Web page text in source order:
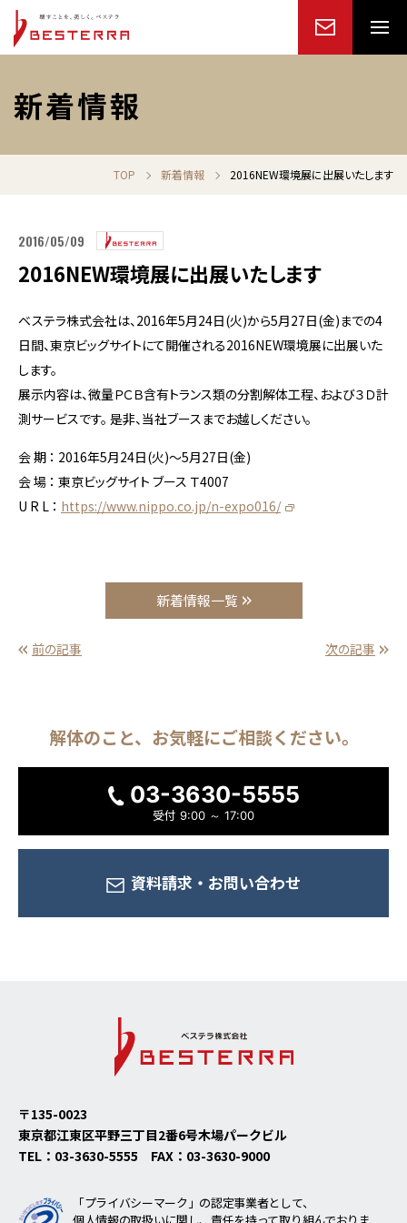
新着情報
TOP 新着情報 2016NEW環境展に出展いたします
2016/05/09
2016NEW環境展に出展いたします
ベステラ株式会社は、2016年5月24日(火)から5月27日(金)までの4
日間、東京ビッグサイトにて開催される2016NEW環境展に出展いた
します。
展示内容は、微量ＰＣＢ含有トランス類の分割解体工程、および３Ｄ計
測サービスです。 是非、当社ブースまでお越しください。
会 期 ： 2016年5月24日(火)～5月27日(金)
会 場 ： 東京ビッグサイト ブース Ｔ4007
U R L ： https://www.nippo.co.jp/n-expo016/
前の記事
新着情報一覧
次の記事
解体のこと、 お気軽にご相談ください。
03-3630-5555
受付 9:00 ～ 17:00
資料請求・ お問い合わせ
〒135-0023
東京都江東区平野三丁目2番6号木場パークビル
TEL： 03-3630-5555 FAX： 03-3630-9000
「プライバシーマーク」の認定事業者として、